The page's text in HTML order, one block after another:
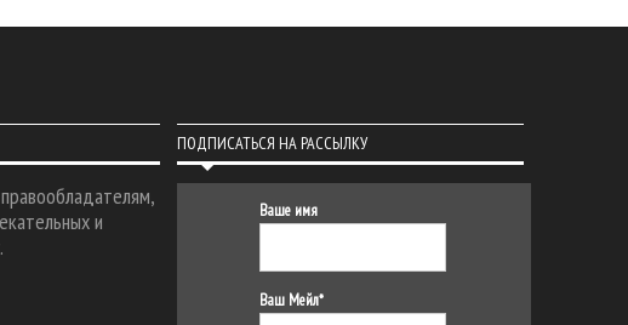
и
ПОДПИСАТЬСЯ НА РАССЫЛКУ
Ваше имя
Ваш Мейл*